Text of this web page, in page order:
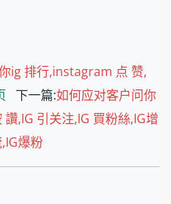
ig 排行,instagram 点 赞,
下一篇:如何应对客户问你
,IG 引关注,IG 買粉絲,IG增
爆粉